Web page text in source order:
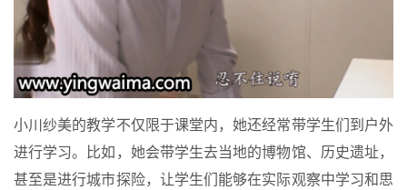
小川纱美的教学不仅限于课堂内，她还经常带学生们到户外
进行学习。比如，她会带学生去当地的博物馆、历史遗址，
甚至是进行城市探险，让学生们能够在实际观察中学习和思